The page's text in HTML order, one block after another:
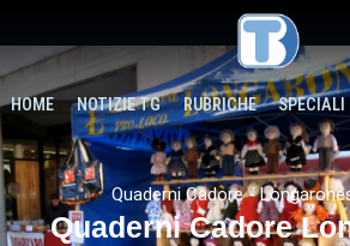
HOME NOTIZIE TG RUBRICHE SPECIALI
Quaderni Cadore -
Quaderni Cadore